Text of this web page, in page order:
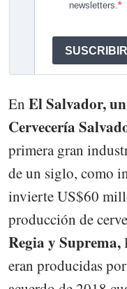
En El Salvador, un
Cervecería
primera gran
de un siglo, como
invierte US$60
producción de
Regia y Suprema,
eran producidas